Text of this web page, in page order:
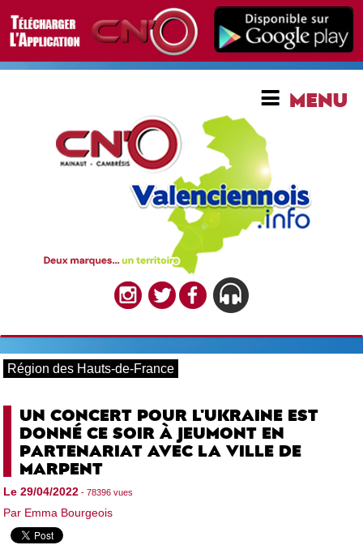
Région des Hauts-de-France
UN CONCERT POUR L'UKRAINE EST
DONNÉ CE SOIR À JEUMONT EN
PARTENARIAT AVEC LA VILLE DE
MARPENT
Le 29/04/2022 - 78396 vues
Par Emma Bourgeois